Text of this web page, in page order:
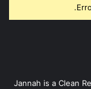
Jannah is a Clean